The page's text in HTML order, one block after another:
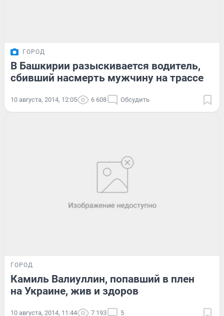
ГОРОД
В Башкирии разыскивается водитель,
сбивший насмерть мужчину на трассе
10 августа, 2014, 12:05 6 608 Обсудить
ГОРОД
Камиль Валиуллин, попавший в плен
на Украине, жив и здоров
10 августа, 2014, 11:44 7 193 5